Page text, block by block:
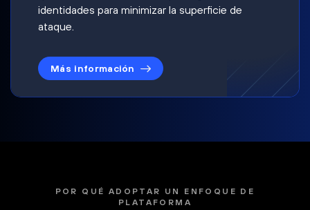
identidades para minimizar la superficie de
ataque.
Más información
POR QUÉ ADOPTAR UN ENFOQUE DE
PLATAFORMA